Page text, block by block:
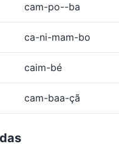
cam-po--ba
ca-ni-mam-bo
caim-bé
cam-baa-çã